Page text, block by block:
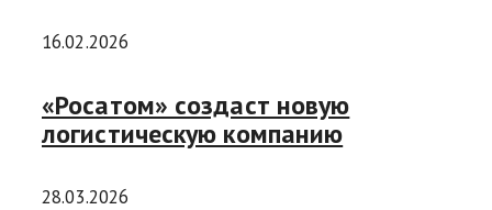
16.02.2026
«Росатом» создаст новую
логистическую компанию
28.03.2026